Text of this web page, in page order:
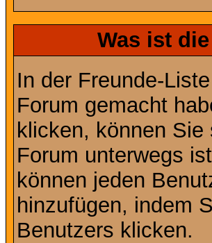
Was ist
In der Freunde-
Forum gemacht
klicken, können
Forum unterwegs
können jeden
hinzufügen, indem
Benutzers klicken.